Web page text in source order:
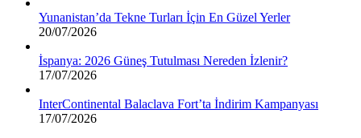
Yunanistan’da Tekne Turları İçin En Güzel Yerler
20/07/2026
İspanya: 2026 Güneş Tutulması Nereden İzlenir?
17/07/2026
InterContinental Balaclava Fort’ta İndirim Kampanyası
17/07/2026